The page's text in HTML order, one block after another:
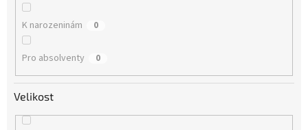
K narozeninám 0
Pro absolventy 0
Velikost